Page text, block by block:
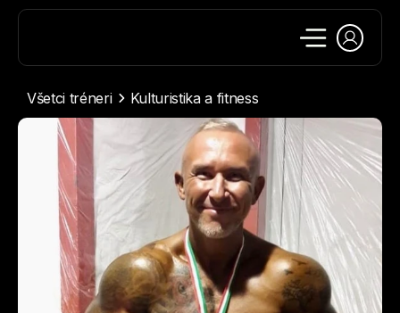
Všetci tréneri Kulturistika a fitness